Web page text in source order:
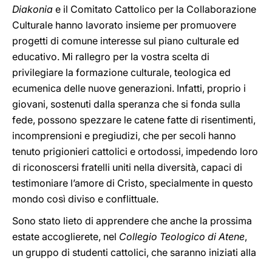
Diakonia e il Comitato Cattolico per la Collaborazione
Culturale hanno lavorato insieme per promuovere
progetti di comune interesse sul piano culturale ed
educativo. Mi rallegro per la vostra scelta di
privilegiare la formazione culturale, teologica ed
ecumenica delle nuove generazioni. Infatti, proprio i
giovani, sostenuti dalla speranza che si fonda sulla
fede, possono spezzare le catene fatte di risentimenti,
incomprensioni e pregiudizi, che per secoli hanno
tenuto prigionieri cattolici e ortodossi, impedendo loro
di riconoscersi fratelli uniti nella diversità, capaci di
testimoniare l’amore di Cristo, specialmente in questo
mondo così diviso e conflittuale.
Sono stato lieto di apprendere che anche la prossima
estate accoglierete, nel Collegio Teologico di Atene,
un gruppo di studenti cattolici, che saranno iniziati alla